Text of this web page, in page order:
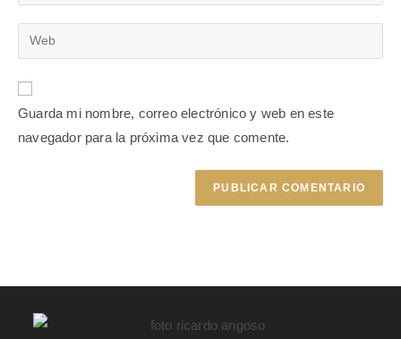
Guarda mi nombre, correo electrónico y web en este
navegador para la próxima vez que comente.